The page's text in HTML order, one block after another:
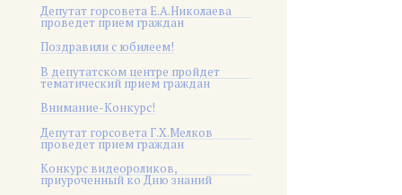
Депутат горсовета Е.А.Николаева
проведет прием граждан
Поздравили с юбилеем!
В депутатском центре пройдет
тематический прием граждан
Внимание-Конкурс!
Депутат горсовета Г.Х.Мелков
проведет прием граждан
Конкурс видеороликов,
приуроченный ко Дню знаний